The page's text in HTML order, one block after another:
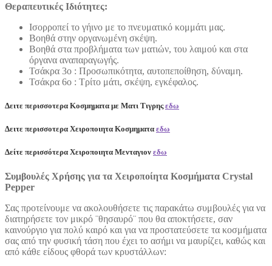
Θεραπευτικές Ιδιότητες:
Ισορροπεί το γήινο με το πνευματικό κομμάτι μας.
Βοηθά στην οργανωμένη σκέψη.
Βοηθά στα προβλήματα των ματιών, του λαιμού και στα
όργανα αναπαραγωγής.
Τσάκρα 3ο : Προσωπικότητα, αυτοπεποίθηση, δύναμη.
Τσάκρα 6ο : Τρίτο μάτι, σκέψη, εγκέφαλος.
Δειτε περισσοτερα Κοσμηματα με Ματι Τιγρηςεδω
Δειτε περισσοτερα Χειροποιητα Κοσμηματα εδω
Δείτε περισσότερα Χειροποιητα Μενταγιον εδω
Συμβουλές Χρήσης για τα Χειροποίητα Κοσμήματα Crystal
Pepper
Σας προτείνουμε να ακολουθήσετε τις παρακάτω συμβουλές για να
διατηρήσετε τον μικρό ¨θησαυρό¨ που θα αποκτήσετε, σαν
καινούργιο για πολύ καιρό και για να προστατεύσετε τα κοσμήματα
σας από την φυσική τάση που έχει το ασήμι να μαυρίζει, καθώς και
από κάθε είδους φθορά των κρυστάλλων: